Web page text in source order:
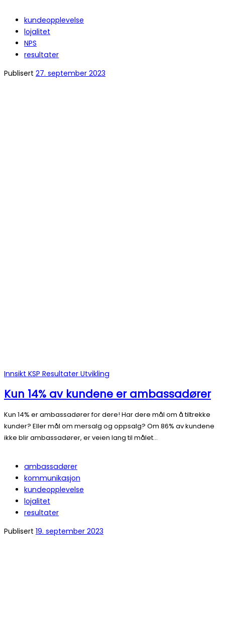
kundeopplevelse
lojalitet
NPS
resultater
Publisert 27. september 2023
Innsikt KSP Resultater Utvikling
Kun 14% av kundene er ambassadører
Kun 14% er ambassadører for dere! Har dere mål om å tiltrekke
kunder? Eller mål om mersalg og oppsalg? Om 86% av kundene
ikke blir ambassadører, er veien lang til målet…
ambassadører
kommunikasjon
kundeopplevelse
lojalitet
resultater
Publisert 19. september 2023